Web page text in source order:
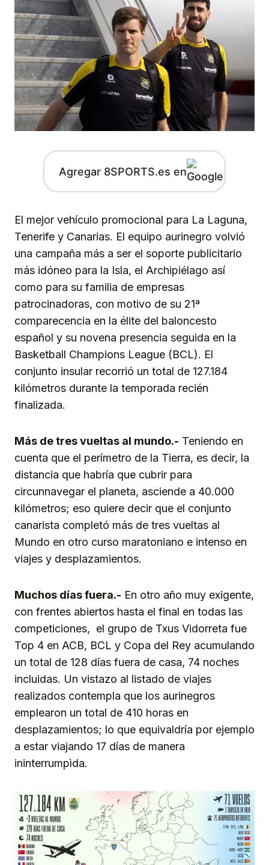
Agregar 8SPORTS.es en
El mejor vehículo promocional para La Laguna,
Tenerife y Canarias. El equipo aurinegro volvió
una campaña más a ser el soporte publicitario
más idóneo para la Isla, el Archipiélago así
como para su familia de empresas
patrocinadoras, con motivo de su 21ª
comparecencia en la élite del baloncesto
español y su novena presencia seguida en la
Basketball Champions League (BCL). El
conjunto insular recorrió un total de 127.184
kilómetros durante la temporada recién
finalizada.
Más de tres vueltas al mundo.- Teniendo en
cuenta que el perímetro de la Tierra, es decir, la
distancia que habría que cubrir para
circunnavegar el planeta, asciende a 40.000
kilómetros; eso quiere decir que el conjunto
canarista completó más de tres vueltas al
Mundo en otro curso maratoniano e intenso en
viajes y desplazamientos.
Muchos días fuera.- En otro año muy exigente,
con frentes abiertos hasta el final en todas las
competiciones, el grupo de Txus Vidorreta fue
Top 4 en ACB, BCL y Copa del Rey acumulando
un total de 128 días fuera de casa, 74 noches
incluidas. Un vistazo al listado de viajes
realizados contempla que los aurinegros
emplearon un total de 410 horas en
desplazamientos; lo que equivaldría por ejemplo
a estar viajando 17 días de manera
ininterrumpìda.